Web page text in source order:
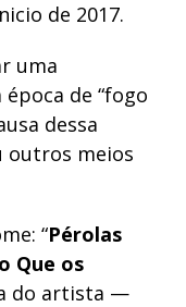
de 2017.
uma
de “fogo
dessa
outros meios
“Pérolas
Que os
do artista —